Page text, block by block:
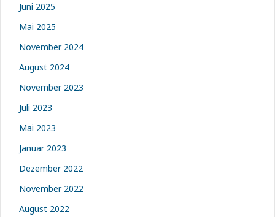
Juni 2025
Mai 2025
November 2024
August 2024
November 2023
Juli 2023
Mai 2023
Januar 2023
Dezember 2022
November 2022
August 2022